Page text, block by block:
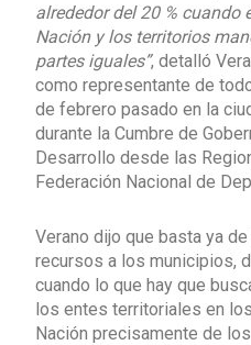
alrededor del 20 % cuando
Nación y los territorios
partes iguales”, detalló
como representante de
de febrero pasado en la
durante la Cumbre de
Desarrollo desde las
Federación Nacional de
Verano dijo que basta ya
recursos a los municipios,
cuando lo que hay que
los entes territoriales en
Nación precisamente de